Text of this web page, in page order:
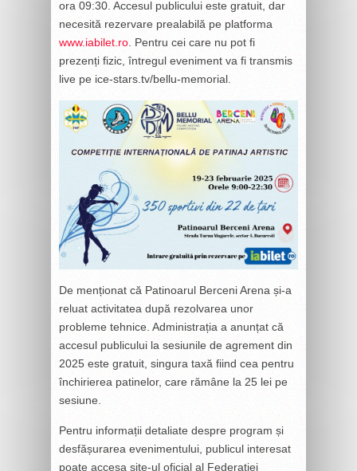
ora 09:30. Accesul publicului este gratuit, dar
necesită rezervare prealabilă pe platforma
www.iabilet.ro . Pentru cei care nu pot fi
prezenți fizic, întregul eveniment va fi transmis
live pe ice-stars.tv/bellu-memorial.
De menționat că Patinoarul Berceni Arena și-a
reluat activitatea după rezolvarea unor
probleme tehnice. Administrația a anunțat că
accesul publicului la sesiunile de agrement din
2025 este gratuit, singura taxă fiind cea pentru
închirierea patinelor, care rămâne la 25 lei pe
sesiune.
Pentru informații detaliate despre program și
desfășurarea evenimentului, publicul interesat
poate accesa site-ul oficial al Federației